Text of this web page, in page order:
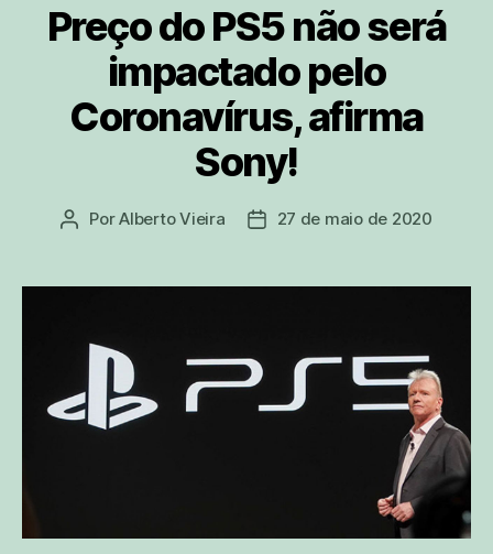
Preço do PS5 não será
impactado pelo
Coronavírus, afirma
Sony!
Autor
PorAlberto Vieira
Data27 de maio de 2020